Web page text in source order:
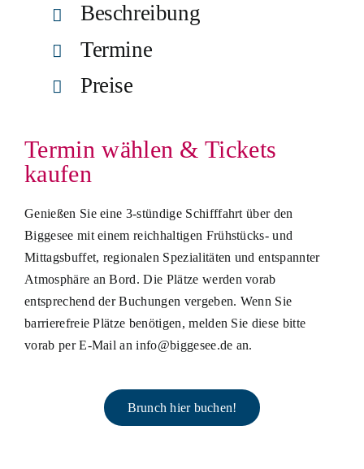
Beschreibung
Termine
Preise
Termin wählen & Tickets
kaufen
Genießen Sie eine 3-stündige Schifffahrt über den
Biggesee mit einem reichhaltigen Frühstücks- und
Mittagsbuffet, regionalen Spezialitäten und entspannter
Atmosphäre an Bord. Die Plätze werden vorab
entsprechend der Buchungen vergeben. Wenn Sie
barrierefreie Plätze benötigen, melden Sie diese bitte
vorab per E-Mail an info@biggesee.de an.
Brunch hier buchen!